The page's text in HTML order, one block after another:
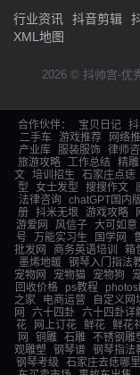
行业资讯 抖音剪辑
XML地图
2026 © 抖帅宫-优
合作伙伴： 宝贝日记
二手车
游戏推荐 网络
产业库
服装服饰 律师
旅游攻略
工作总结 精雕
文 培训招生 石家庄点痣
型
女士发型 搜搜作文
法律咨询 chatGPT国内
册
抖米无垠 游戏攻略
游爱网
风信子 大可如意
号
万能实习生 国学网
批发网
商务英语培训 箱
墨烯地暖 钢琴入门指法
宠物网
宠物猫 宠物狗
回收价格
ps教程
之家
电商运营 自定义网
网
六十四卦 六十四卦详
花
网上订花 鲜花 鲜花
网
铜雕 石雕 不锈钢雕
观雕塑
钢琴谱 钢琴指法
钢琴考级
石家庄去痣哪